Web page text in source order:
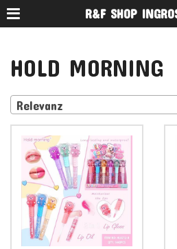
R&F SHOP
HOLD MORNING
Relevanz